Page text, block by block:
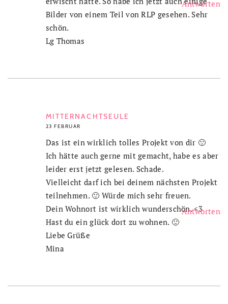
Bilder von einem Teil von RLP gesehen. Sehr
schön.
Lg Thomas
MITTERNACHTSEULE
23 FEBRUAR
Antworten
Das ist ein wirklich tolles Projekt von dir 🙂
Ich hätte auch gerne mit gemacht, habe es aber
leider erst jetzt gelesen. Schade.
Vielleicht darf ich bei deinem nächsten Projekt
teilnehmen. 🙂 Würde mich sehr freuen.
Dein Wohnort ist wirklich wunderschön. <3
Hast du ein glück dort zu wohnen. 🙂
Liebe Grüße
Mina
Antworten